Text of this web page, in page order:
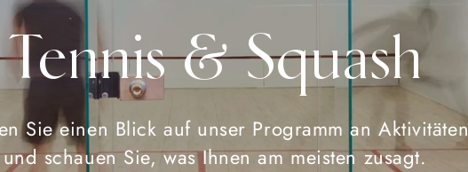
Tennis & Squash
Sie einen Blick auf unser Programm an Aktivitäten
und schauen Sie, was Ihnen am meisten zusagt.